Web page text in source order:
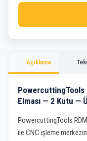
Açıklama
PowercuttingTools
Elması — 2 Kutu —
PowercuttingTools
ile CNC işleme